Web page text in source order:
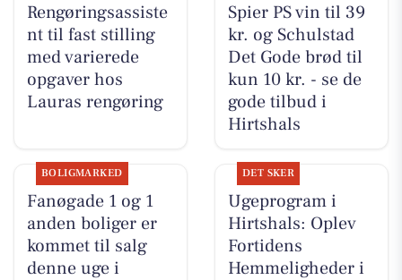
Rengøringsassiste
nt til fast stilling
med varierede
opgaver hos
Lauras rengøring
Spier PS vin til 39
kr. og Schulstad
Det Gode brød til
kun 10 kr. - se de
gode tilbud i
Hirtshals
BOLIGMARKED
Fanøgade 1 og 1
anden boliger er
kommet til salg
denne uge i
DET SKER
Ugeprogram i
Hirtshals: Oplev
Fortidens
Hemmeligheder i